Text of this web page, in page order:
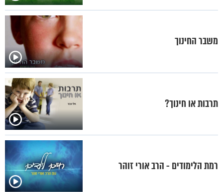
משבר החינוך
תרבות או חינוך?
רמת הלימודים - הרב אורי זוהר